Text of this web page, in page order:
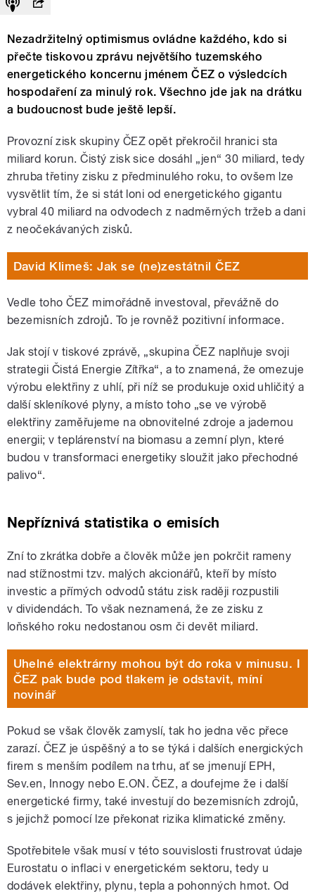
Nezadržitelný optimismus ovládne každého, kdo si
přečte tiskovou zprávu největšího tuzemského
energetického koncernu jménem ČEZ o výsledcích
hospodaření za minulý rok. Všechno jde jak na drátku
a budoucnost bude ještě lepší.
Provozní zisk skupiny ČEZ opět překročil hranici sta
miliard korun. Čistý zisk sice dosáhl „jen“ 30 miliard, tedy
zhruba třetiny zisku z předminulého roku, to ovšem lze
vysvětlit tím, že si stát loni od energetického gigantu
vybral 40 miliard na odvodech z nadměrných tržeb a dani
z neočekávaných zisků.
David Klimeš: Jak se (ne)zestátnil ČEZ
Vedle toho ČEZ mimořádně investoval, převážně do
bezemisních zdrojů. To je rovněž pozitivní informace.
Jak stojí v tiskové zprávě, „skupina ČEZ naplňuje svoji
strategii Čistá Energie Zítřka“, a to znamená, že omezuje
výrobu elektřiny z uhlí, při níž se produkuje oxid uhličitý a
další skleníkové plyny, a místo toho „se ve výrobě
elektřiny zaměřujeme na obnovitelné zdroje a jadernou
energii; v teplárenství na biomasu a zemní plyn, které
budou v transformaci energetiky sloužit jako přechodné
palivo“.
Nepříznivá statistika o emisích
Zní to zkrátka dobře a člověk může jen pokrčit rameny
nad stížnostmi tzv. malých akcionářů, kteří by místo
investic a přímých odvodů státu zisk raději rozpustili
v dividendách. To však neznamená, že ze zisku z
loňského roku nedostanou osm či devět miliard.
Uhelné elektrárny mohou být do roka v minusu. I
ČEZ pak bude pod tlakem je odstavit, míní
novinář
Pokud se však člověk zamyslí, tak ho jedna věc přece
zarazí. ČEZ je úspěšný a to se týká i dalších energických
firem s menším podílem na trhu, ať se jmenují EPH,
Sev.en, Innogy nebo E.ON. ČEZ, a doufejme že i další
energetické firmy, také investují do bezemisních zdrojů,
s jejichž pomocí lze překonat rizika klimatické změny.
Spotřebitele však musí v této souvislosti frustrovat údaje
Eurostatu o inflaci v energetickém sektoru, tedy u
dodávek elektřiny, plynu, tepla a pohonných hmot. Od